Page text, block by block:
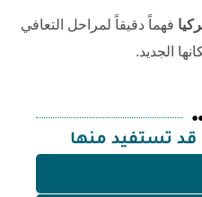
فهماً دقيقاً لمراحل التعافي
الجديد.
قد تستفيد منها